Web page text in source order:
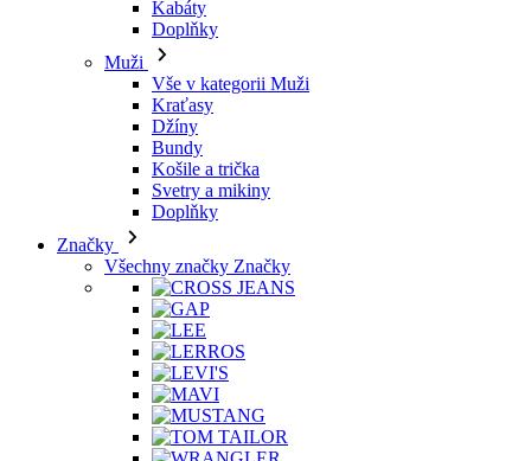
Vše v kategorii Muži
Kraťasy
Džíny
Bundy
Košile a trička
Svetry a mikiny
Doplňky
Všechny značky Značky